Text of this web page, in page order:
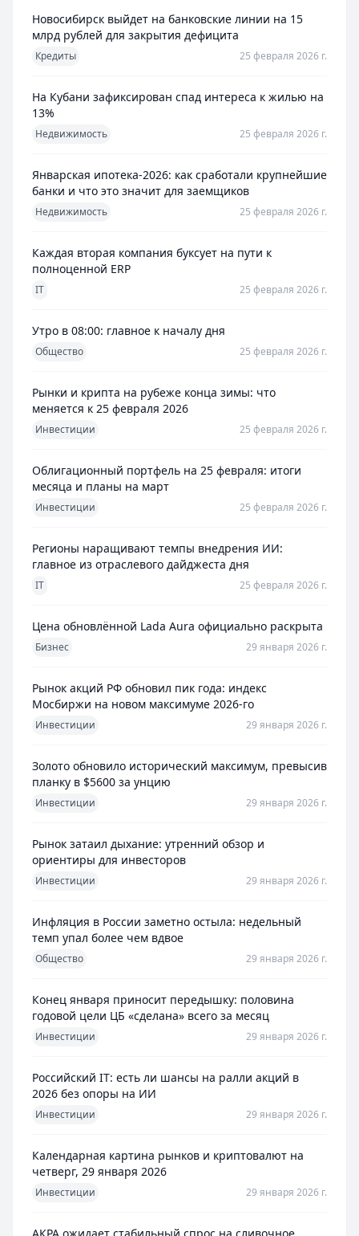
Новосибирск выйдет на банковские линии на 15
млрд рублей для закрытия дефицита
Кредиты 25 февраля 2026 г.
На Кубани зафиксирован спад интереса к жилью на
13%
Недвижимость 25 февраля 2026 г.
Январская ипотека-2026: как сработали крупнейшие
банки и что это значит для заемщиков
Недвижимость 25 февраля 2026 г.
Каждая вторая компания буксует на пути к
полноценной ERP
IT 25 февраля 2026 г.
Утро в 08:00: главное к началу дня
Общество 25 февраля 2026 г.
Рынки и крипта на рубеже конца зимы: что
меняется к 25 февраля 2026
Инвестиции 25 февраля 2026 г.
Облигационный портфель на 25 февраля: итоги
месяца и планы на март
Инвестиции 25 февраля 2026 г.
Регионы наращивают темпы внедрения ИИ:
главное из отраслевого дайджеста дня
IT 25 февраля 2026 г.
Цена обновлённой Lada Aura официально раскрыта
Бизнес 29 января 2026 г.
Рынок акций РФ обновил пик года: индекс
Мосбиржи на новом максимуме 2026-го
Инвестиции 29 января 2026 г.
Золото обновило исторический максимум, превысив
планку в $5600 за унцию
Инвестиции 29 января 2026 г.
Рынок затаил дыхание: утренний обзор и
ориентиры для инвесторов
Инвестиции 29 января 2026 г.
Инфляция в России заметно остыла: недельный
темп упал более чем вдвое
Общество 29 января 2026 г.
Конец января приносит передышку: половина
годовой цели ЦБ «сделана» всего за месяц
Инвестиции 29 января 2026 г.
Российский IT: есть ли шансы на ралли акций в
2026 без опоры на ИИ
Инвестиции 29 января 2026 г.
Календарная картина рынков и криптовалют на
четверг, 29 января 2026
Инвестиции 29 января 2026 г.